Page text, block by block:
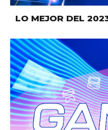
LO MEJOR DEL